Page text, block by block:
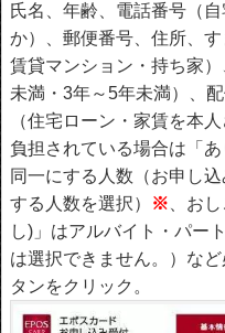
氏名、年齢、電話番号（
か）、郵便番号、住所、
賃貸マンション・持ち家
未満・3年～5年未満）、
（住宅ローン・家賃を本
負担されている場合は「
同一にする人数（お申し
する人数を選択）
※ 、お
し)」はアルバイト・パー
は選択できません。）な
タンをクリック。